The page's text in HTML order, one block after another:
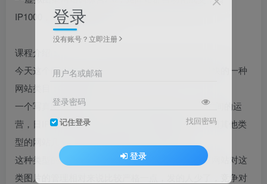
课程介绍：
今天这个应该是整个网站賺钱领域里面賺钱速度最快的一种
网站类目：写真图集。
一个写真图集网站，正常情况下只要经过3-5个月时间的运
营，日IP达到1000左右，月收入就可以达到1w+，而其他类
型的网站几个月时间才刚刚起步，这得益于…
这种类型的网站几乎没什么竞争对手，因为中大型网站对这
类图片的管理相对来说比较严格一点，发的人少了，竞争对
登录
没有账号？立即注册
用户名或邮箱
登录密码
记住登录 找回密码
登录